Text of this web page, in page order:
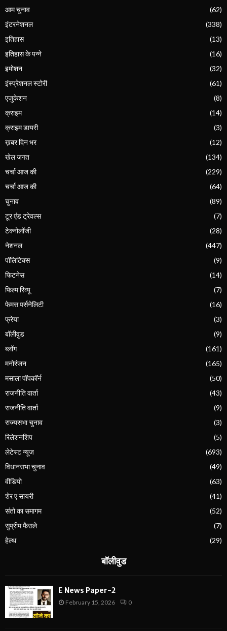
आम चुनाव
(62)
इंटरनेशनल
(338)
इतिहास
(13)
इतिहास के पन्ने
(16)
इमोशन
(32)
इंस्प्रेशनल स्टोरी
(61)
एजुकेशन
(8)
क्राइम
(14)
क्राइम डायरी
(3)
ख़बर दिन भर
(12)
खेल जगत
(134)
चर्चा आज की
(229)
चर्चा आज की
(64)
चुनाव
(89)
टूर एंड ट्रेवल्स
(7)
टेक्नोलॉजी
(28)
नेशनल
(447)
पॉलिटिक्स
(9)
फिटनेस
(14)
फिल्म रिव्यू
(7)
फेमस पर्सनेलिटी
(16)
फ्रेया
(3)
बॉलीवुड
(9)
ब्लॉग
(161)
मनोरंजन
(165)
मसाला पॉपकॉर्न
(50)
राजनीति वार्ता
(43)
राजनीति वार्ता
(9)
राज्यसभा चुनाव
(3)
रिलेशनशिप
(5)
लेटेस्ट न्यूज
(693)
विधानसभा चुनाव
(49)
वीडियो
(63)
शेर ए सायरी
(41)
संतो का समागम
(52)
सुप्रीम फैसले
(7)
हेल्थ
(29)
बॉलीवुड
E News Paper-2
February 15, 2026 0